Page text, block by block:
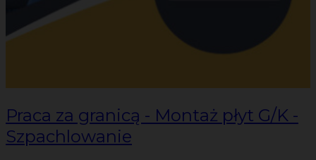
Praca za granicą - Montaż płyt G/K -
Szpachlowanie